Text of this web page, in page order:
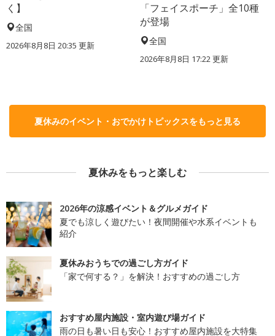
く】
全国
2026年8月8日 20:35 更新
「フェイスポーチ」全10種
が登場
全国
2026年8月8日 17:22更新
夏休みのイベント・おでかけトピックスをもっと見る
夏休みをもっと楽しむ
2026年の涼感イベント＆グルメガイド
夏でも涼しく遊びたい！夜間開催や水系イベントも
紹介
夏休みおうちでの過ごし方ガイド
「家で何する？」を解決！おすすめの過ごし方
おすすめ屋内施設・室内遊び場ガイド
雨の日も暑い日も安心！おすすめ屋内施設を大特集